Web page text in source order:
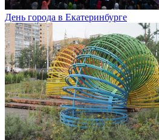
День города в Екатеринбурге